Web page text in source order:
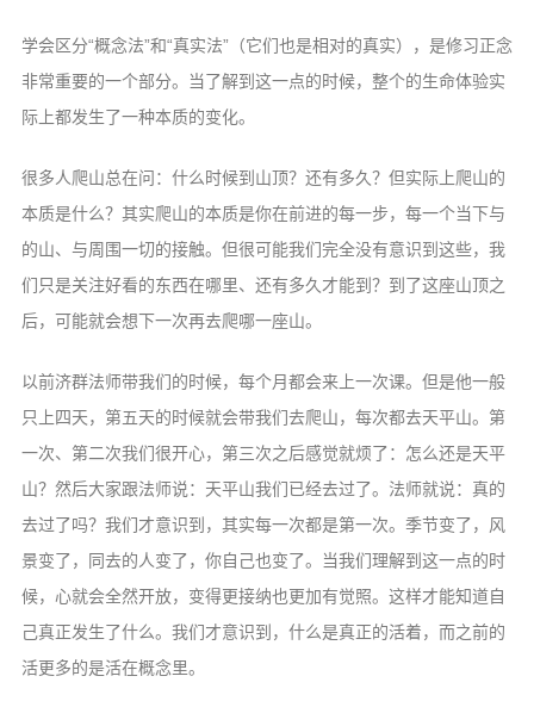
学会区分“概念法”和“真实法”（它们也是相对的真实），是修习正念
非常重要的一个部分。当了解到这一点的时候，整个的生命体验实
际上都发生了一种本质的变化。
很多人爬山总在问：什么时候到山顶？还有多久？但实际上爬山的
本质是什么？其实爬山的本质是你在前进的每一步，每一个当下与
的山、与周围一切的接触。但很可能我们完全没有意识到这些，我
们只是关注好看的东西在哪里、还有多久才能到？到了这座山顶之
后，可能就会想下一次再去爬哪一座山。
以前济群法师带我们的时候，每个月都会来上一次课。但是他一般
只上四天，第五天的时候就会带我们去爬山，每次都去天平山。第
一次、第二次我们很开心，第三次之后感觉就烦了：怎么还是天平
山？然后大家跟法师说：天平山我们已经去过了。法师就说：真的
去过了吗？我们才意识到，其实每一次都是第一次。季节变了，风
景变了，同去的人变了，你自己也变了。当我们理解到这一点的时
候，心就会全然开放，变得更接纳也更加有觉照。这样才能知道自
己真正发生了什么。我们才意识到，什么是真正的活着，而之前的
活更多的是活在概念里。